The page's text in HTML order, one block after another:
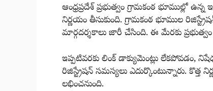
ఆంధ్రప్రదేశ్ ప్రభుత్వం గ్రామకంఠ భూముల్లో ఉన్న
నిర్ణయం తీసుకుంది. గ్రామకంఠ భూముల
మార్గదర్శకాలు జారీ చేసింది. ఈ మేరకు
ఇప్పటివరకు లింక్ డాక్యుమెంట్లు
రిజిస్ట్రేషన్ సమస్యలు ఎదుర్కొంటున్నారు. కొత్త
లభించనుంది.